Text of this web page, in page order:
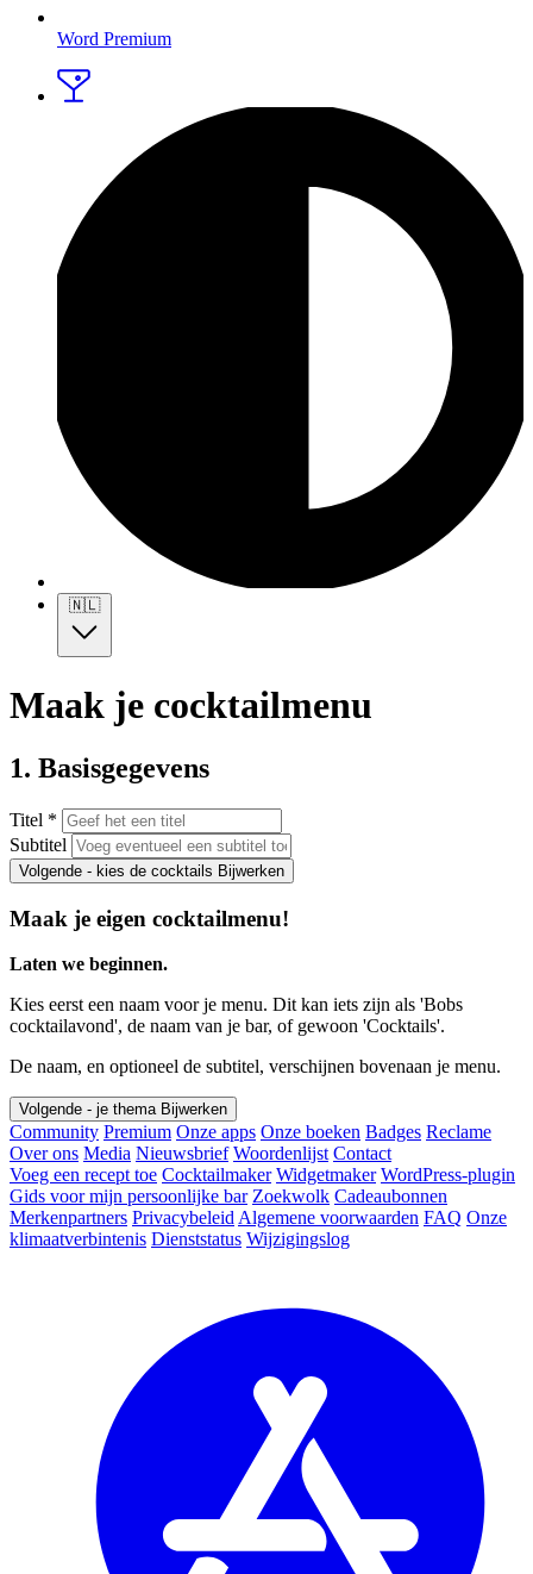
Word Premium
🇳🇱
Maak je cocktailmenu
1. Basisgegevens
Titel *
Subtitel
Volgende - kies de cocktails Bijwerken
Maak je eigen cocktailmenu!
Laten we beginnen.
Kies eerst een naam voor je menu. Dit kan iets zijn als 'Bobs
cocktailavond', de naam van je bar, of gewoon 'Cocktails'.
De naam, en optioneel de subtitel, verschijnen bovenaan je menu.
Volgende - je thema Bijwerken
Community Premium Onze apps Onze boeken Badges Reclame
Over ons Media Nieuwsbrief Woordenlijst Contact
Voeg een recept toe Cocktailmaker Widgetmaker WordPress-plugin
Gids voor mijn persoonlijke bar Zoekwolk Cadeaubonnen
Merkenpartners Privacybeleid Algemene voorwaarden FAQ Onze
klimaatverbintenis Dienststatus Wijzigingslog